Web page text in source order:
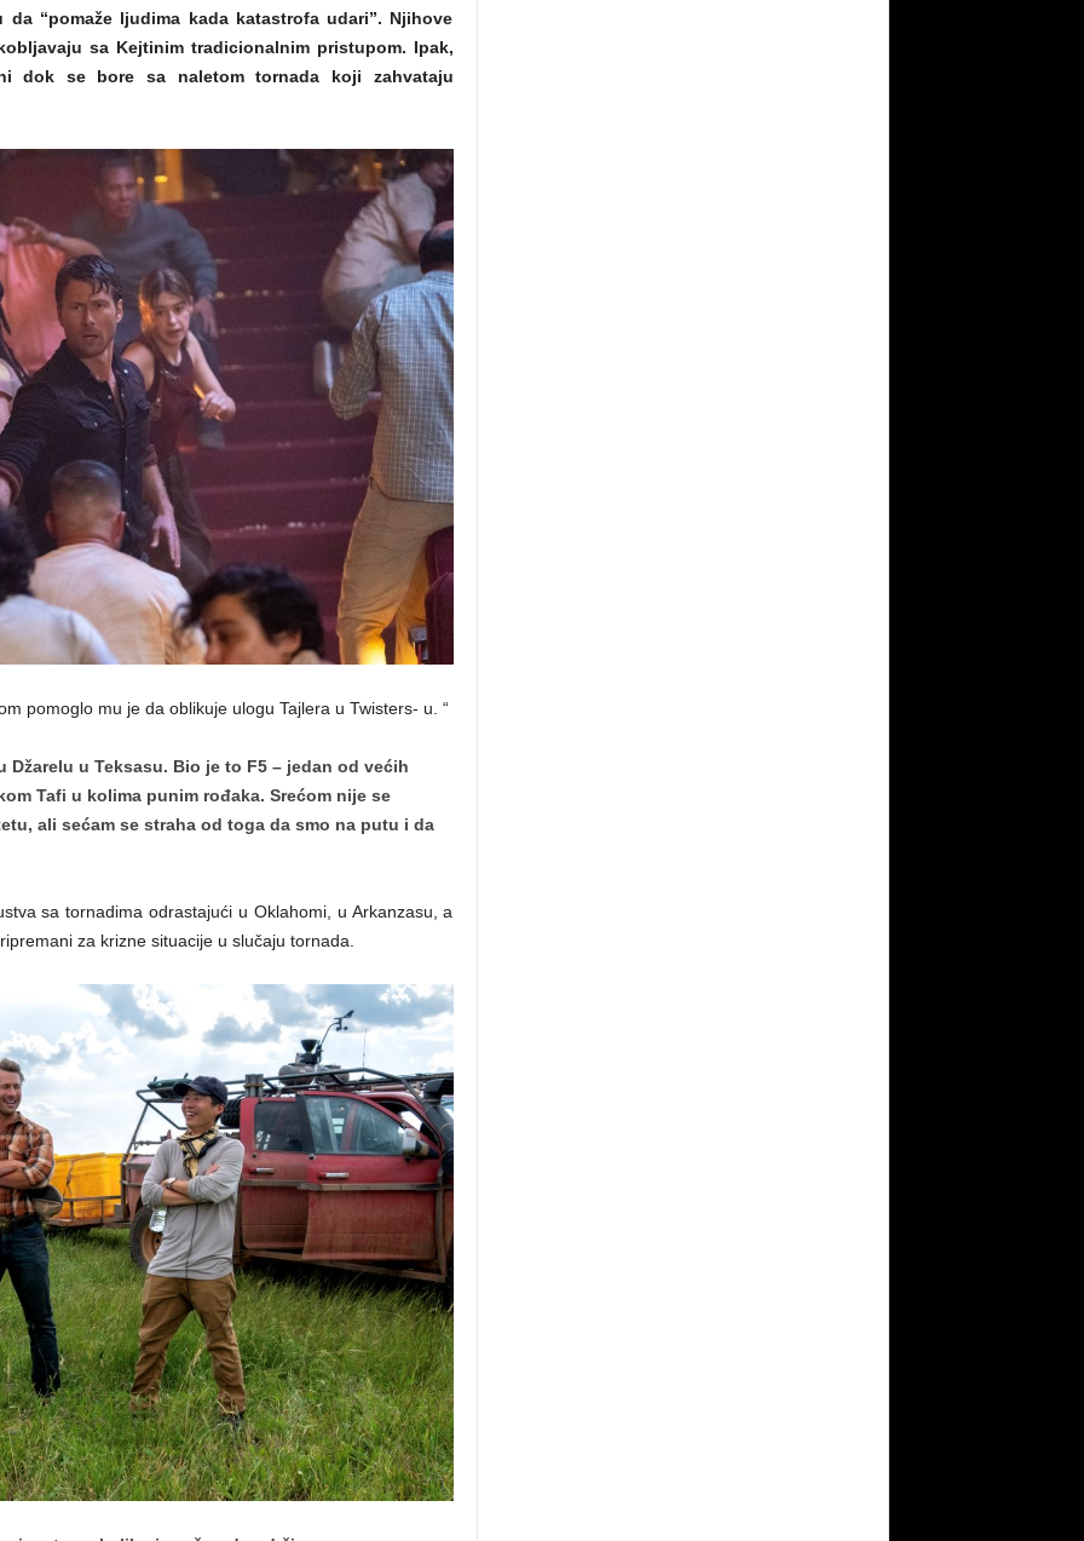
“pomaže ljudima kada katastrofa udari”. Njihove
sa Kejtinim tradicionalnim pristupom. Ipak,
dok se bore sa naletom tornada koji zahvataju
pomoglo mu je da oblikuje ulogu Tajlera u Twisters- u. “
u Teksasu. Bio je to F5 – jedan od većih
Tafi u kolima punim rođaka. Srećom nije se
ali sećam se straha od toga da smo na putu i da
sa tornadima odrastajući u Oklahomi, u Arkanzasu, a
za krizne situacije u slučaju tornada.